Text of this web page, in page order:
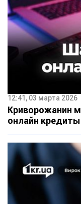
12:41, 03 марта 2026
Криворожанин
онлайн